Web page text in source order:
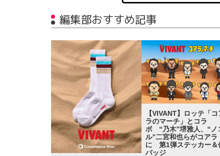
編集部おすすめ記事
【VIVANT】ロッテ「コ
ラのマーチ」とコラ
ボ “乃木”堺雅人、“ノ
ル”二宮和也らがコアラ
に 第1弾ステッカー＆
バッジ